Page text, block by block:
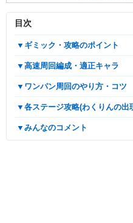
目次
▼ギミック・攻略のポイント
▼高速周回編成・適正キャラ
▼ワンパン周回のやり方・コツ
▼各ステージ攻略(わくりんの出
▼みんなのコメント